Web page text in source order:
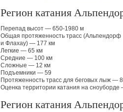
Регион катания
Перепад высот — 650-1980 м
Общая протяженность трасс (Альпендорф
и Флахау) — 177 км
Легкие — 65 км
Средние — 100 км
Сложные — 12 км
Подъемники — 59
Протяженность трасс для беговых лыж —
Оценка территории катания на сноуборде
Регион катания